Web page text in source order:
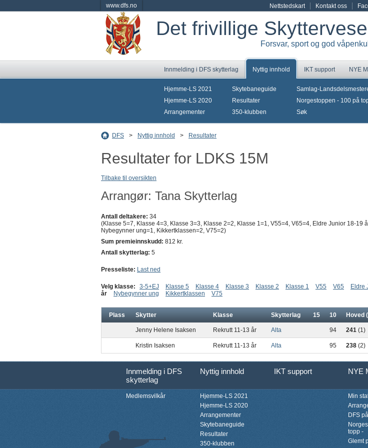
www.dfs.no Nettstedskart Kontakt oss
Det frivillige
Forsvar, sport og god
Innmelding i DFS skytterlag Nyttig innhold IKT support NYE
Hjemme-LS 2021
Hjemme-LS 2020
Arrangementer
Skytebaneguide
Resultater
350-klubben
Samlag-
Norgestoppen - 100 på
Søk
DFS > Nyttig innhold > Resultater
Resultater for LDKS 15M
Tilbake til oversikten
Arrangør: Tana Skytterlag
Antall deltakere: 34
(Klasse 5=7, Klasse 4=3, Klasse 3=3, Klasse 2=2, Klasse 1=1, V55=4, V65=4, Eldre Junior 18-
Nybegynner ung=1, Kikkertklassen=2, V75=2)
Sum premieinnskudd: 812 kr.
Antall skytterlag: 5
Presseliste: Last ned
Velg klasse: 3-5+EJ Klasse 5 Klasse 4 Klasse 3 Klasse 2 Klasse 1 V55 V65 Eldre
år
Nybegynner ung Kikkertklassen V75
Plass Skytter Klasse Skytterlag 15 10 Hoved
Jenny Helene Isaksen Rekrutt 11-13 år Alta 94 241 (1)
Kristin Isaksen Rekrutt 11-13 år Alta 95 238 (2)
Innmelding i DFS
skytterlag
Nyttig innhold IKT support NYE
Medlemsvilkår
Hjemme-LS 2021
Hjemme-LS 2020
Arrangementer
Skytebaneguide
Resultater
350-klubben
Min
DFS
topp -
Glemt